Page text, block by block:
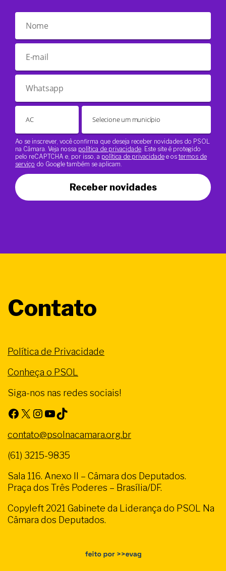
Ao se inscrever, você confirma que deseja receber novidades do PSOL
na Câmara. Veja nossa política de privacidade . Este site é protegido
pelo reCAPTCHA e, por isso, a política de privacidade e os termos de
serviço do Google também se aplicam.
Receber novidades
Contato
Política de Privacidade
Conheça o PSOL
Siga-nos nas redes sociais!
Facebook X Instagram Youtube TikTok
contato@psolnacamara.org.br
(61) 3215-9835
Sala 116. Anexo II – Câmara dos Deputados.
Praça dos Três Poderes – Brasília/DF.
Copyleft 2021 Gabinete da Liderança do PSOL Na
Câmara dos Deputados.